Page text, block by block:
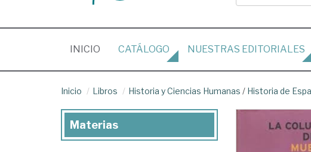
INICIO (CURRENT)
CATÁLOGO NUESTRAS EDITORIALES
Inicio Libros Historia y Ciencias Humanas / Historia de
Materias